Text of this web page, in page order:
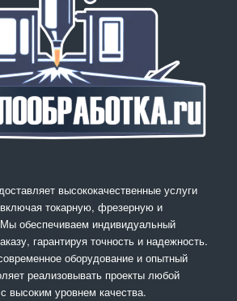
высококачественные услуги
токарную, фрезерную и
обеспечиваем индивидуальный
гарантируя точность и надежность.
оборудование и опытный
реализовывать проекты любой
высоким уровнем качества.